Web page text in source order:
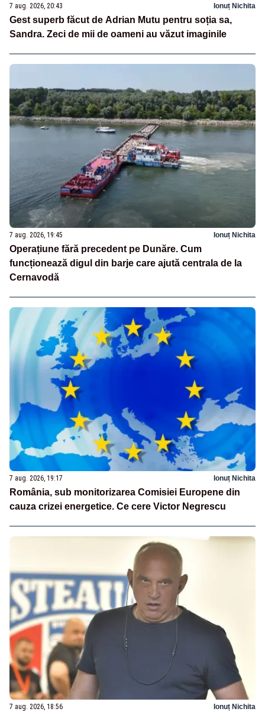
7 aug. 2026, 20:43 Ionuț Nichita
Gest superb făcut de Adrian Mutu pentru soția sa,
Sandra. Zeci de mii de oameni au văzut imaginile
7 aug. 2026, 19:45 Ionuț Nichita
Operațiune fără precedent pe Dunăre. Cum
funcționează digul din barje care ajută centrala de la
Cernavodă
7 aug. 2026, 19:17 Ionuț Nichita
România, sub monitorizarea Comisiei Europene din
cauza crizei energetice. Ce cere Victor Negrescu
7 aug. 2026, 18:56 Ionuț Nichita